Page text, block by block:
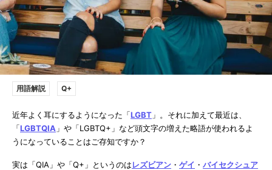
用語解説 Q+
近年よく耳にするようになった「LGBT 」。それに加えて最近は、
「LGBTQIA 」や「LGBTQ+」など頭文字の増えた略語が使われるよ
うになっていることはご存知ですか？
実は「QIA」や「Q+」というのはレズビアン ・ ゲイ ・ バイセクシュア